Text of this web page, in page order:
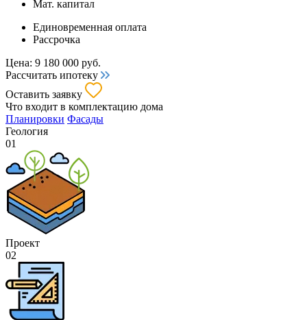
Мат. капитал
Единовременная оплата
Рассрочка
Цена: 9 180 000 руб.
Рассчитать ипотеку
Оставить заявку
Что входит в комплектацию дома
Планировки Фасады
Геология
01
Проект
02